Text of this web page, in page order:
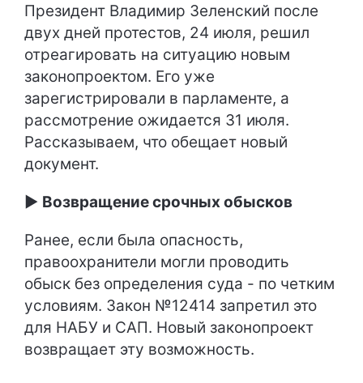
Президент Владимир Зеленский после
двух дней протестов, 24 июля, решил
отреагировать на ситуацию новым
законопроектом. Его уже
зарегистрировали в парламенте, а
рассмотрение ожидается 31 июля.
Рассказываем, что обещает новый
документ.
► Возвращение срочных обысков
Ранее, если была опасность,
правоохранители могли проводить
обыск без определения суда - по четким
условиям. Закон №12414 запретил это
для НАБУ и САП. Новый законопроект
возвращает эту возможность.